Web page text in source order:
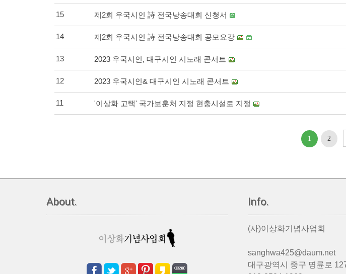
15 제2회 우국시인 詩 전국낭송대회 신청서
14 제2회 우국시인 詩 전국낭송대회 공모요강
13 2023 우국시인, 대구시인 시노래 콘서트
12 2023 우국시인& 대구시인 시노래 콘서트
11 '이상화 고택' 국가보훈처 지정 현충시설로 지정
1 2
About. Info.
(사)이상화기념사업회
sanghwa425@daum.net
대구광역시 중구 명륜로